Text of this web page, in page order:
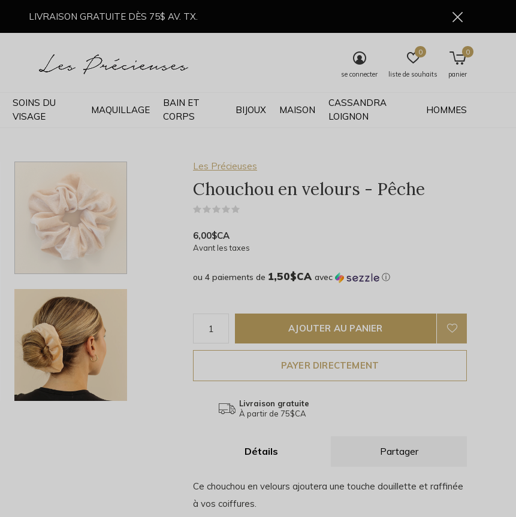
SOINS DU
VISAGE
MAQUILLAGE
BAIN ET
CORPS
BIJOUX MAISON
CASSANDRA
LOIGNON
HOMMES
se connecter liste de souhaits
0
panier
0
LIVRAISON GRATUITE DÈS 75$ AV. TX.
Les Précieuses
Chouchou en velours - Pêche
6,00$CA
Avant les taxes
ou 4 paiements de 1,50$CA avec ⓘ
AJOUTER AU PANIER
PAYER DIRECTEMENT
Livraison gratuite
À partir de 75$CA
Détails Partager
Ce chouchou en velours ajoutera une touche douillette et raffinée
à vos coiffures.